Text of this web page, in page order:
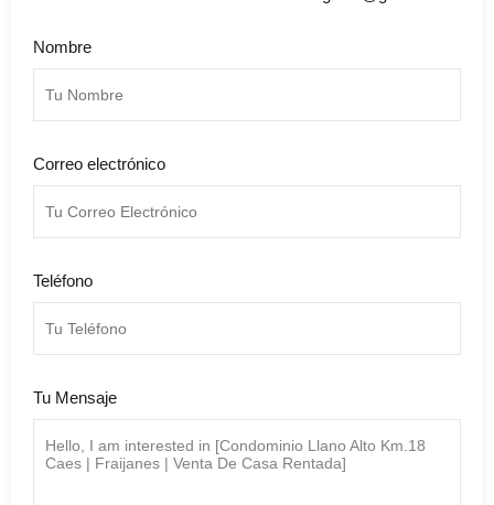
Nombre
Correo electrónico
Teléfono
Tu Mensaje